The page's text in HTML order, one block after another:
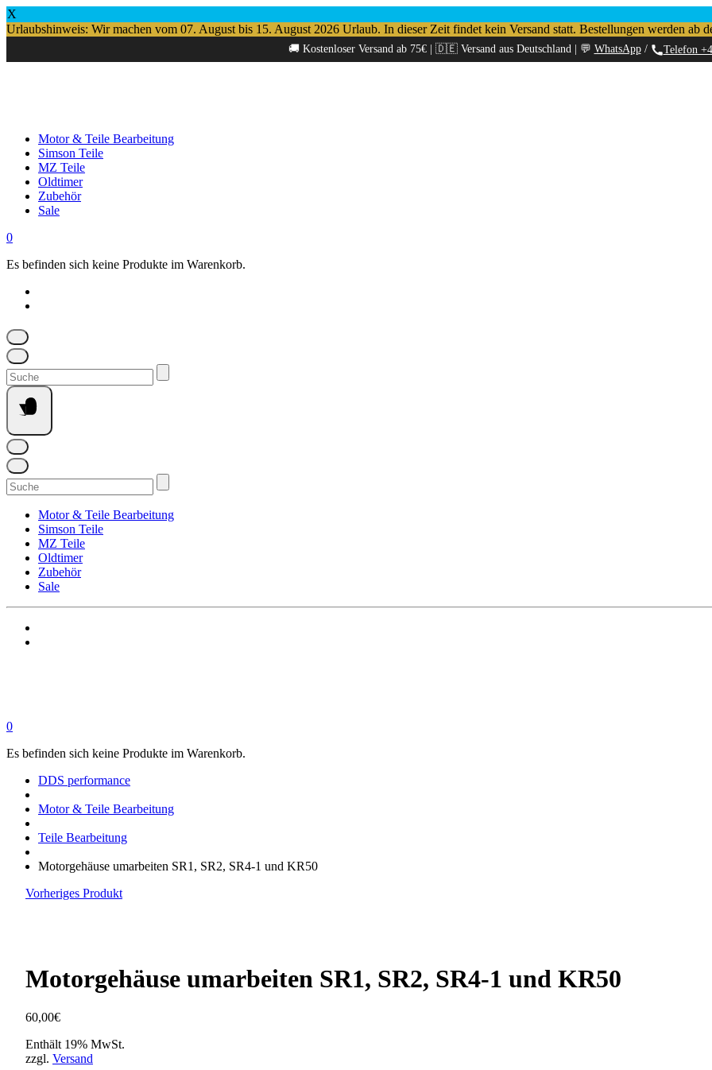
X
Urlaubshinweis: Wir machen vom 07. August bis 15. August 2026 Urlaub. In dieser Zeit findet kein Versand statt. Bestellungen werden ab
🚚 Kostenloser Versand ab 75€ | 🇩🇪 Versand aus Deutschland | 💬 WhatsApp/ Telefon
Motor & Teile Bearbeitung
Simson Teile
MZ Teile
Oldtimer
Zubehör
Sale
0
Es befinden sich keine Produkte im Warenkorb.
Suchen
nach:
Suchen
nach:
Motor & Teile Bearbeitung
Simson Teile
MZ Teile
Oldtimer
Zubehör
Sale
0
Es befinden sich keine Produkte im Warenkorb.
DDS performance
Motor & Teile Bearbeitung
Teile Bearbeitung
Motorgehäuse umarbeiten SR1, SR2, SR4-1 und KR50
Vorheriges Produkt
Motorgehäuse umarbeiten SR1, SR2, SR4-1 und KR50
60,00€
Enthält 19% MwSt.
zzgl. Versand